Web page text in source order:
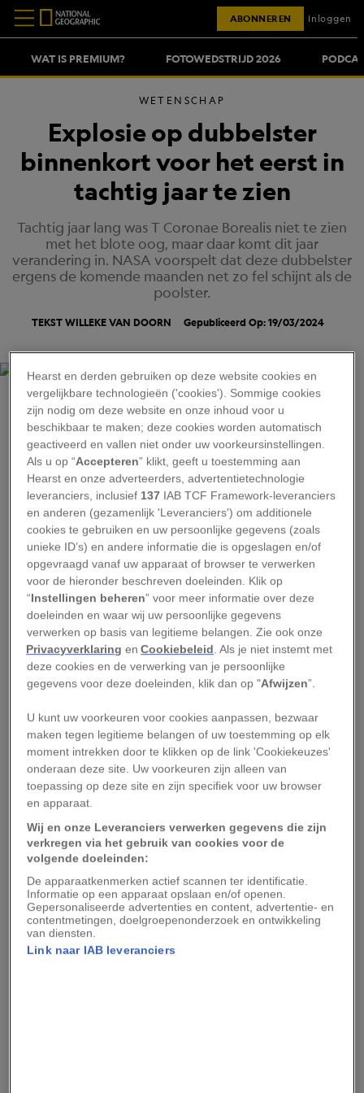
WAT IS PREMIUM? FOTOWEDSTRIJD 2026
ABONNEREN Inloggen
WETENSCHAP
Explosie op dubbelster
binnenkort voor het eerst in
tachtig jaar te zien
Tachtig jaar lang was T Coronae Borealis niet te zien
met het blote oog, maar daar komt dit jaar
verandering in. NASA voorspelt dat deze dubbelster
ergens de komende maanden net zo fel schijnt als de
poolster.
TEKSTWILLEKE VAN DOORN Gepubliceerd Op: 19/03/2024
JAVIER ZAYAS PHOTOGRAPHY // GETTY IMAGES
Het is alweer even geleden dat T Coronae
Borealis vanaf aarde te spotten was. In 1946 kon
je deze dubbelster, ook wel afgekort tot T CrB,
voor het laatst met het blote oog zien. Maar
binnenkort heb je weer een kans, en misschien is
het wel je laatste. Dit sterrensysteem, dat
drieduizend lichtjaar verderop zweeft, is maar
één keer in een mensenleven zo fel dat-ie vanaf
de aarde te zien is.
Explosies op T Coronae
Borealis zien we vanaf de
aarde
T Coronae Borealis is een binair sterrensysteem
dat bestaat uit een rode reus en een witte dwerg.
Deze twee sterren draaien in een dichte baan om
elkaar heen. Tijdens dat rondje snoept de witte
dwerg steeds een beetje materie van de rode
reus op. Daardoor wordt de atmosfeer van de
witte dwerg uiteindelijk zo warm dat het tot een
explosie komt. En die is zo helder dat we hem
met het blote oog vanaf aarde kunnen zien.
Hearst en derden gebruiken op deze website cookies en
vergelijkbare technologieën ('cookies'). Sommige cookies
zijn nodig om deze website en onze inhoud voor u
beschikbaar te maken; deze cookies worden automatisch
geactiveerd en vallen niet onder uw voorkeursinstellingen.
Als u op “Accepteren” klikt, geeft u toestemming aan
Hearst en onze adverteerders, advertentietechnologie
leveranciers, inclusief 137 IAB TCF Framework-leveranciers
en anderen (gezamenlijk 'Leveranciers') om additionele
cookies te gebruiken en uw persoonlijke gegevens (zoals
unieke ID’s) en andere informatie die is opgeslagen en/of
opgevraagd vanaf uw apparaat of browser te verwerken
voor de hieronder beschreven doeleinden. Klik op
“Instellingen beheren” voor meer informatie over deze
doeleinden en waar wij uw persoonlijke gegevens
verwerken op basis van legitieme belangen. Zie ook onze
Privacyverklaring enCookiebeleid . Als je niet instemt met
deze cookies en de verwerking van je persoonlijke
gegevens voor deze doeleinden, klik dan op "Afwijzen”.
U kunt uw voorkeuren voor cookies aanpassen, bezwaar
maken tegen legitieme belangen of uw toestemming op elk
moment intrekken door te klikken op de link 'Cookiekeuzes'
onderaan deze site. Uw voorkeuren zijn alleen van
toepassing op deze site en zijn specifiek voor uw browser
en apparaat.
Wij en onze Leveranciers verwerken gegevens die zijn
verkregen via het gebruik van cookies voor de
volgende doeleinden:
De apparaatkenmerken actief scannen ter identificatie.
Informatie op een apparaat opslaan en/of openen.
Gepersonaliseerde advertenties en content, advertentie- en
contentmetingen, doelgroepenonderzoek en ontwikkeling
van diensten.
Link naar IAB leveranciers